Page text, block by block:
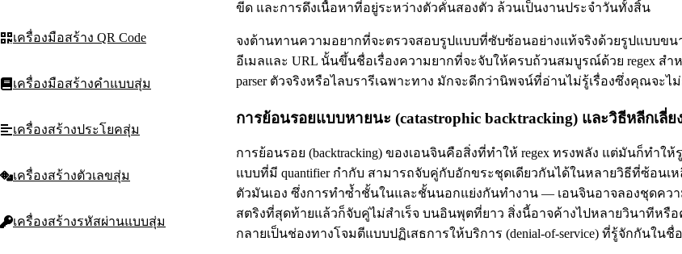
เครื่องมือสร้าง QR Code
เครื่องมือสร้างคำแบบสุ่ม
เครื่องสร้างประโยคสุ่ม
เครื่องสร้างตัวเลขสุ่ม
เครื่องสร้างรหัสผ่านแบบสุ่ม
ขีด และการดึงเนื้อหาที่อยู่ระหว่างตัวคั่นสองตัว ล้วนเป็นงานประจำวันทั้งสิ้น
จงต้านทานความอยากที่จะตรวจสอบรูปแบบที่ซับซ้อนอย่างแท้จริงด้วยรูปแบบขน
อีเมลและ URL นั้นขึ้นชื่อเรื่องความยากที่จะจับให้ครบถ้วนสมบูรณ์ด้วย regex ส
parser ตัวจริงหรือไลบรารีเฉพาะทาง มักจะดีกว่านิพจน์ที่อ่านไม่รู้เรื่องซึ่งคุณจะ
การย้อนรอยแบบหายนะ (catastrophic backtracking) และวิธีหลีกเลี่ย
การย้อนรอย (backtracking) ของเอนจินคือสิ่งที่ทำให้ regex ทรงพลัง แต่มันก็ทำใ
แบบที่มี quantifier กำกับ สามารถจับคู่กับอักขระชุดเดียวกันได้ในหลายวิธีที่ซ้อ
ตัวมันเอง ซึ่งการทำซ้ำชั้นในและชั้นนอกแย่งกันทำงาน — เอนจินอาจลองชุดคว
สตริงที่สุดท้ายแล้วก็จับคู่ไม่สำเร็จ บนอินพุตที่ยาว สิ่งนี้อาจค้างไปหลายวินาทีหรื
กลายเป็นช่องทางโจมตีแบบปฏิเสธการให้บริการ (denial-of-service) ที่รู้จักกันในชื่อ